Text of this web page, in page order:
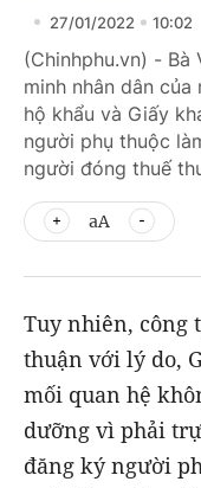
27/01/2022 10:02
(Chinhphu.vn) - Bà
minh nhân dân
hộ khẩu và Giấy
người phụ thuộc
người đóng thuế
aA
Tuy nhiên, công
thuận với lý do,
mối quan hệ
dưỡng vì phải
đăng ký người